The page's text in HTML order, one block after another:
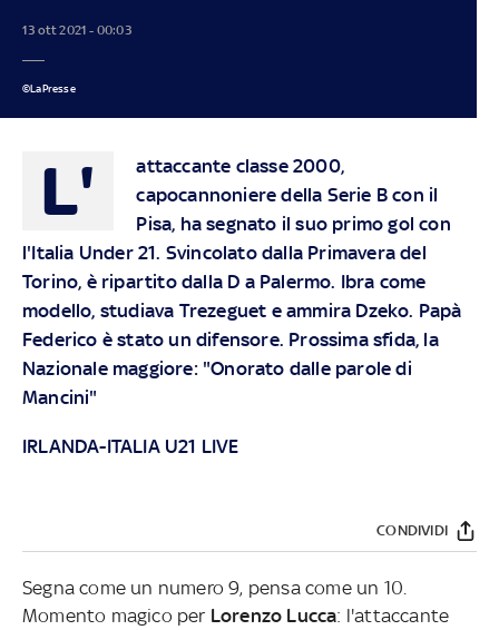
13 ott 2021 - 00:03
©LaPresse
L'
attaccante classe 2000,
capocannoniere della Serie B con il
Pisa, ha segnato il suo primo gol con
l'Italia Under 21. Svincolato dalla Primavera del
Torino, è ripartito dalla D a Palermo. Ibra come
modello, studiava Trezeguet e ammira Dzeko. Papà
Federico è stato un difensore. Prossima sfida, la
Nazionale maggiore: "Onorato dalle parole di
Mancini"
IRLANDA-ITALIA U21 LIVE
CONDIVIDI
Segna come un numero 9, pensa come un 10.
Momento magico per Lorenzo Lucca: l'attaccante